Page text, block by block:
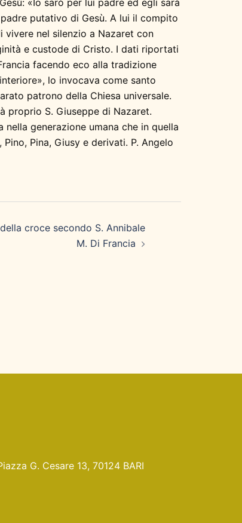
«Io sarò per lui padre ed egli sarà
putativo di Gesù. A lui il compito
vivere nel silenzio a Nazaret con
e custode di Cristo. I dati riportati
facendo eco alla tradizione
lo invocava come santo
patrono della Chiesa universale.
proprio S. Giuseppe di Nazaret.
generazione umana che in quella
Pina, Giusy e derivati. P. Angelo
croce secondo S. Annibale
M. Di Francia
G. Cesare 13, 70124 BARI